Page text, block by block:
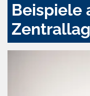
Beispiele